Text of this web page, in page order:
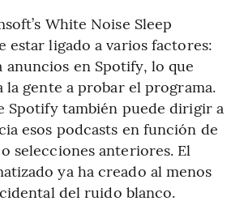
White Noise Sleep
estar ligado a varios factores:
en Spotify, lo que
gente a probar el programa.
Spotify también puede dirigir a
esos podcasts en función de
selecciones anteriores. El
ya ha creado al menos
del ruido blanco.